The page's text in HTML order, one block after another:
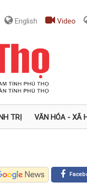
English Video
TRỊ VĂN HÓA - XÃ